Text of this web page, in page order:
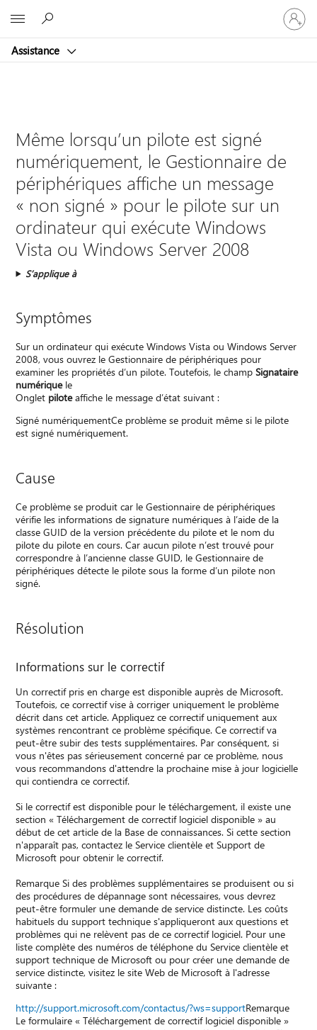
Assistance
vous
à
compte
Même lorsqu’un pilote est signé
numériquement, le Gestionnaire de
périphériques affiche un message
« non signé » pour le pilote sur un
ordinateur qui exécute Windows
Vista ou Windows Server 2008
S’applique à
Symptômes
Sur un ordinateur qui exécute Windows Vista ou Windows Server
2008, vous ouvrez le Gestionnaire de périphériques pour
examiner les propriétés d’un pilote. Toutefois, le champSignataire
numériquele
Onglet piloteaffiche le message d’état suivant :
Signé numériquementCe problème se produit même si le pilote
est signé numériquement.
Cause
Ce problème se produit car le Gestionnaire de périphériques
vérifie les informations de signature numériques à l’aide de la
classe GUID de la version précédente du pilote et le nom du
pilote du pilote en cours. Car aucun pilote n’est trouvé pour
correspondre à l’ancienne classe GUID, le Gestionnaire de
périphériques détecte le pilote sous la forme d’un pilote non
signé.
Résolution
Informations sur le correctif
Un correctif pris en charge est disponible auprès de Microsoft.
Toutefois, ce correctif vise à corriger uniquement le problème
décrit dans cet article. Appliquez ce correctif uniquement aux
systèmes rencontrant ce problème spécifique. Ce correctif va
peut-être subir des tests supplémentaires. Par conséquent, si
vous n'êtes pas sérieusement concerné par ce problème, nous
vous recommandons d'attendre la prochaine mise à jour logicielle
qui contiendra ce correctif.
Si le correctif est disponible pour le téléchargement, il existe une
section « Téléchargement de correctif logiciel disponible » au
début de cet article de la Base de connaissances. Si cette section
n'apparaît pas, contactez le Service clientèle et Support de
Microsoft pour obtenir le correctif.
Remarque Si des problèmes supplémentaires se produisent ou si
des procédures de dépannage sont nécessaires, vous devrez
peut-être formuler une demande de service distincte. Les coûts
habituels du support technique s'appliqueront aux questions et
problèmes qui ne relèvent pas de ce correctif logiciel. Pour une
liste complète des numéros de téléphone du Service clientèle et
support technique de Microsoft ou pour créer une demande de
service distincte, visitez le site Web de Microsoft à l'adresse
suivante :
http://support.microsoft.com/contactus/?ws=supportRemarque
Le formulaire « Téléchargement de correctif logiciel disponible »